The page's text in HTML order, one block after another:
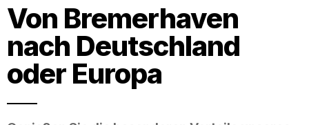
Von Bremerhaven
nach Deutschland
oder Europa